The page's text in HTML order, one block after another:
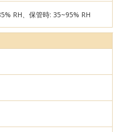
RH、保管時: 35~95% RH